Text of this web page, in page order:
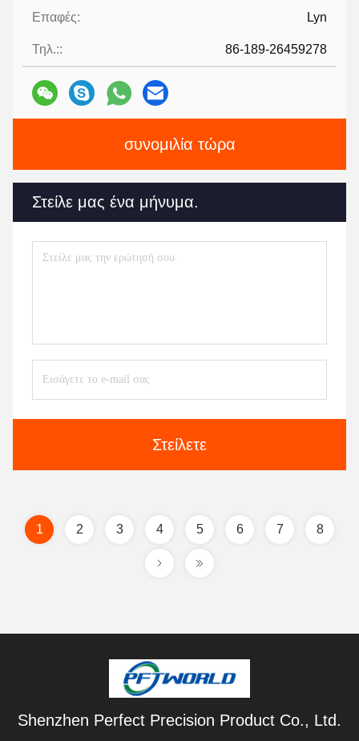
Επαφές: Lyn
Τηλ.:: 86-189-26459278
συνομιλία τώρα
Στείλε μας ένα μήνυμα.
Στείλετε
1 2 3 4 5 6 7 8
Shenzhen Perfect Precision Product Co., Ltd.